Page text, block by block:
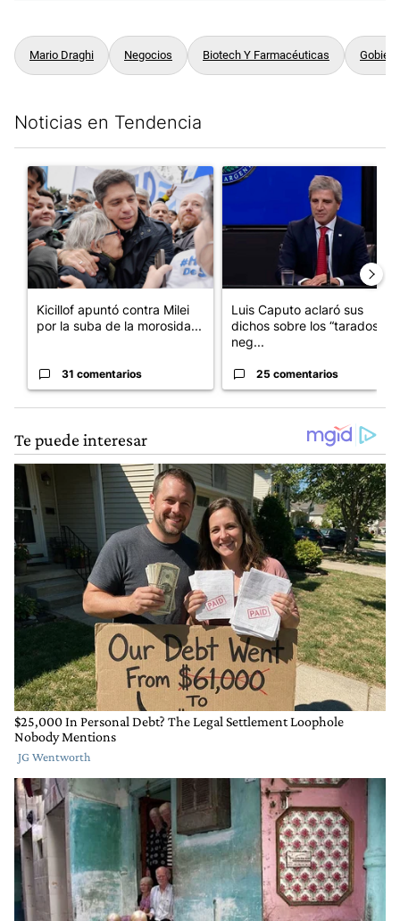
Mario Draghi Negocios Biotech Y Farmacéuticas
Noticias en Tendencia
Un artículo de tendencia con el título "Kicillof apuntó contra
Kicillof apuntó contra Milei
por la suba de la morosida...
31 comentarios
Un artículo de tendencia con
Luis Caputo aclaró sus
dichos sobre los “tarados” y
neg...
25 comentarios